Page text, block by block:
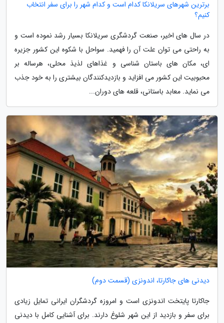
برترین شهرهای سریلانکا کدام است و کدام شهر را برای سفر انتخاب
کنیم؟
در سال های اخیر، صنعت گردشگری سریلانکا بسیار رشد نموده است و
به راحتی می توان علت آن را فهمید. سواحل با شکوه این کشور جزیره
ای، مکان های باستان شناسی و غذاهای لذیذ محلی، هرساله بر
محبوبیت این کشور می افزاید و بازدیدکنندگان بیشتری را به خود جذب
می نماید. معابد باستانی، قلعه های دوران...
دیدنی های جاکارتا، اندونزی (قسمت دوم)
جاکارتا پایتخت اندونزی است و امروزه گردشگران ایرانی تمایل زیادی
برای سفر و بازدید از این شهر شلوغ دارند. برای آشنایی کامل با دیدنی